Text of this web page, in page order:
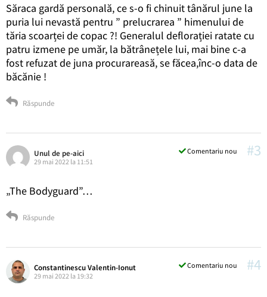
Săraca gardă personală, ce s-o fi chinuit tânărul june la
puria lui nevastă pentru ” prelucrarea ” himenului de
tăria scoarței de copac ?! Generalul deflorației ratate cu
patru izmene pe umăr, la bătrânețele lui, mai bine c-a
fost refuzat de juna procurareasă, se făcea,înc-o data de
băcănie !
Răspunde
#3
Comentariu nou
Unul de pe-aici
29 mai 2022 la 11:51
„The Bodyguard”…
Răspunde
#4
Comentariu nou
Constantinescu Valentin-Ionut
29 mai 2022 la 19:32